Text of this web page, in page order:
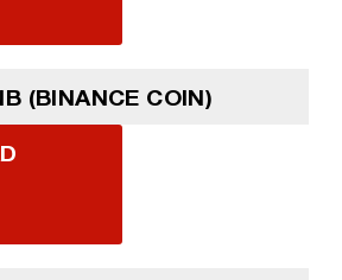
(BINANCE COIN)